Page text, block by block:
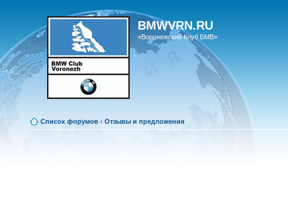
BMWVRN.RU
«Воронежский Клуб БМВ»
Список форумов ‹ Отзывы и предложения